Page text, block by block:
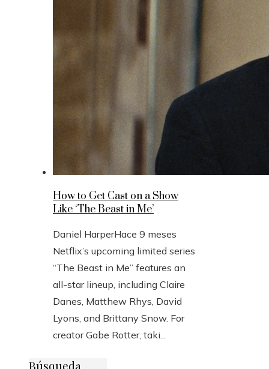
How to Get Cast on a Show
Like ‘The Beast in Me’
Daniel HarperHace 9 meses
Netflix’s upcoming limited series
“The Beast in Me” features an
all-star lineup, including Claire
Danes, Matthew Rhys, David
Lyons, and Brittany Snow. For
creator Gabe Rotter, taki...
Búsqueda